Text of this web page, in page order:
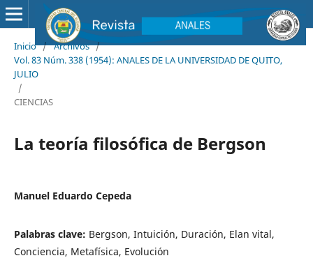
Inicio / Archivos /
Vol. 83 Núm. 338 (1954): ANALES DE LA UNIVERSIDAD DE QUITO,
JULIO
/
CIENCIAS
La teoría filosófica de Bergson
Manuel Eduardo Cepeda
Palabras clave: Bergson, Intuición, Duración, Elan vital,
Conciencia, Metafísica, Evolución